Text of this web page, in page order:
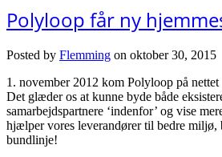
Polyloop får ny
Posted by Flemming on oktober 30, 2015
1. november 2012 kom Polyloop på
Det glæder os at kunne byde både
samarbejdspartnere ‘indenfor’ og vise
hjælper vores leverandører til bedre miljø,
bundlinje!